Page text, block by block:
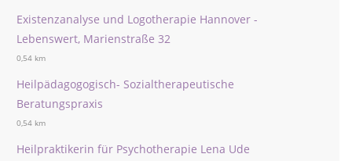
Existenzanalyse und Logotherapie Hannover -
Lebenswert, Marienstraße 32
0,54 km
Heilpädagogogisch- Sozialtherapeutische
Beratungspraxis
0,54 km
Heilpraktikerin für Psychotherapie Lena Ude